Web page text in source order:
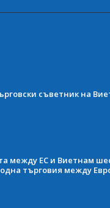
съветник на
между ЕС и Виетнам
търговия между